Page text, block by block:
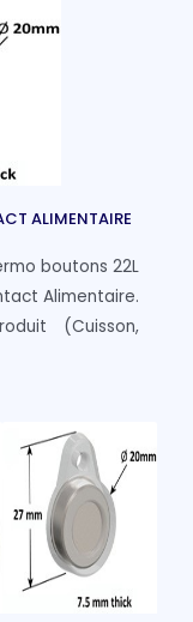
ALIMENTAIRE
boutons 22L
Alimentaire.
(Cuisson,